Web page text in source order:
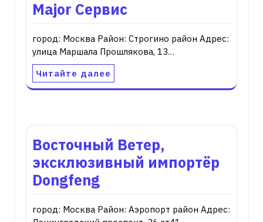
Major Сервис
город: Москва Район: Строгино район Адрес:
улица Маршала Прошлякова, 13…
Читайте далее
Восточный Ветер,
эксклюзивный импортёр
Dongfeng
город: Москва Район: Аэропорт район Адрес: